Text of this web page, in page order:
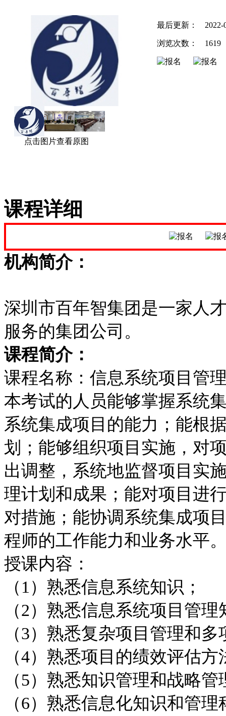
点击图片查看原图
最后更新： 2022-
浏览次数： 1619
课程详细
机构简介：
深圳市百年智集团是一家人
服务的集团公司。
课程简介：
课程名称 ：信息系统项目管
本考试的人员能够掌握系统
系统集成项目的能力；能根
划；能够组织项目实施，对
出调整，系统地监督项目实
理计划和成果；能对项目进
对措施；能协调系统集成项
程师的工作能力和业务水平
授课内容：
（1）熟悉信息系统知识；
（2）熟悉信息系统项目管
（3）熟悉复杂项目管理和
（4）熟悉项目的绩效评估方
（5）熟悉知识管理和战略管
（6）熟悉信息化知识和管